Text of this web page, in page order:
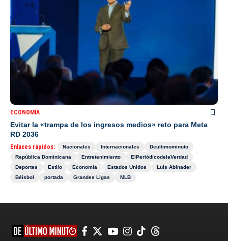
ECONOMÍA
Evitar la «trampa de los ingresos medios» reto para Meta
RD 2036
Enlaces rápidos: Nacionales Internacionales
Deultimominuto
República Dominicana
Entretenimiento
ElPeriódicodelaVerdad
Deportes
Estilo Economía Estados Unidos
Luis Abinader
Béisbol
portada Grandes Ligas MLB